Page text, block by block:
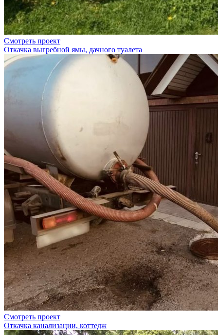
Смотреть проект
Откачка выгребной ямы, дачного туалета
Смотреть проект
Откачка канализации, коттедж